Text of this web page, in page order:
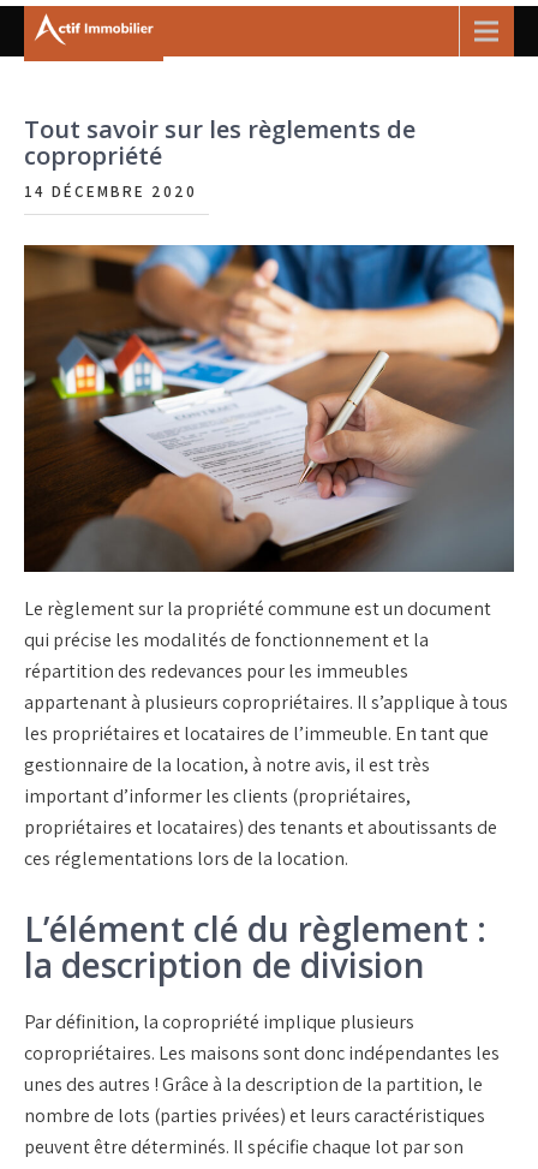
to
immobilier
Menu
Tout savoir sur les règlements de
copropriété
14 DÉCEMBRE 2020
Le règlement sur la propriété commune est un document
qui précise les modalités de fonctionnement et la
répartition des redevances pour les immeubles
appartenant à plusieurs copropriétaires. Il s’applique à tous
les propriétaires et locataires de l’immeuble. En tant que
gestionnaire de la location, à notre avis, il est très
important d’informer les clients (propriétaires,
propriétaires et locataires) des tenants et aboutissants de
ces réglementations lors de la location.
L’élément clé du règlement :
la description de division
Par définition, la copropriété implique plusieurs
copropriétaires. Les maisons sont donc indépendantes les
unes des autres ! Grâce à la description de la partition, le
nombre de lots (parties privées) et leurs caractéristiques
peuvent être déterminés. Il spécifie chaque lot par son